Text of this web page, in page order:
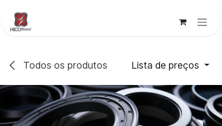
Todos os produtos Lista de preços